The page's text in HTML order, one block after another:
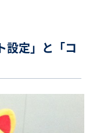
設定」と「コ